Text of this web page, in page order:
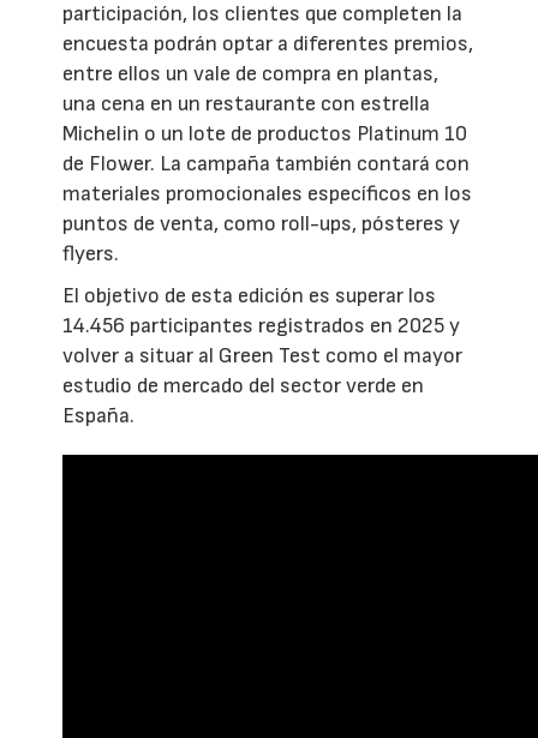
participación, los clientes que completen la
encuesta podrán optar a diferentes premios,
entre ellos un vale de compra en plantas,
una cena en un restaurante con estrella
Michelin o un lote de productos Platinum 10
de Flower. La campaña también contará con
materiales promocionales específicos en los
puntos de venta, como roll-ups, pósteres y
flyers.
El objetivo de esta edición es superar los
14.456 participantes registrados en 2025 y
volver a situar al Green Test como el mayor
estudio de mercado del sector verde en
España.